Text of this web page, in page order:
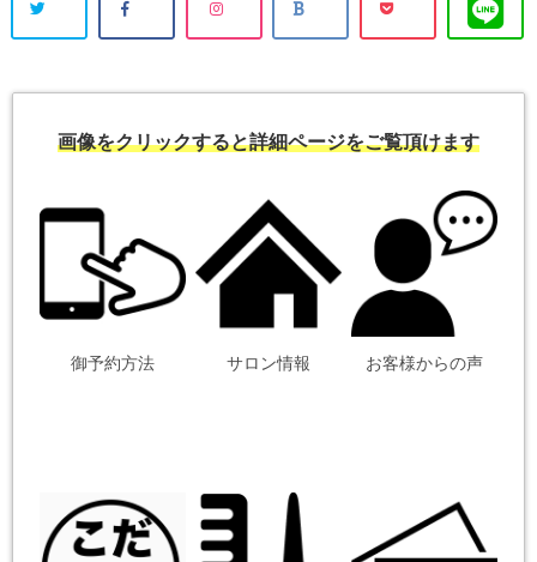
画像をクリックすると詳細ページをご覧頂けます
御予約方法 サロン情報 お客様からの声